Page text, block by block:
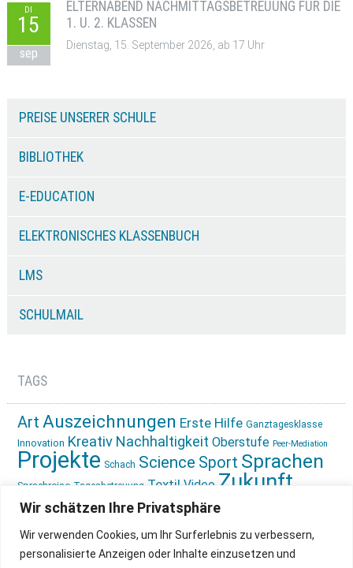
Wir schätzen Ihre Privatsphäre
Wir verwenden Cookies, um Ihr Surferlebnis zu verbessern,
personalisierte Anzeigen oder Inhalte einzusetzen und
DI
15
sep
ELTERNABEND NACHMITTAGSBETREUUNG FÜR DIE
1. U. 2. KLASSEN
Dienstag, 15. September 2026, ab 17 Uhr
PREISE UNSERER SCHULE
BIBLIOTHEK
E-EDUCATION
ELEKTRONISCHES KLASSENBUCH
LMS
SCHULMAIL
TAGS
Art Auszeichnungen Erste Hilfe Ganztagesklasse
Innovation Kreativ Nachhaltigkeit Oberstufe Peer-Mediation
Projekte Schach Science Sport Sprachen
Sprachreise Tagesbetreuung Textil Video Zukunft
gestalten Ökologie